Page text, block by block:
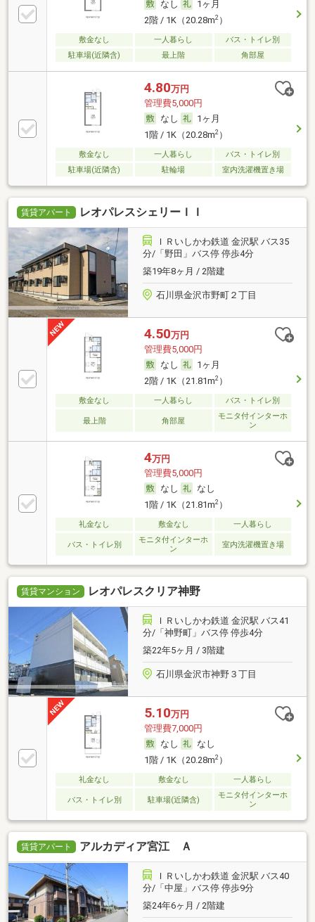
なし
1ヶ月
2階 / 1K（20.28m2）
敷金なし 一人暮らし
バス・トイレ別
駐車場(近隣含)
最上階 角部屋
4.80万円
管理費5,000円
なし
1ヶ月
1階 / 1K（20.28m2）
敷金なし 一人暮らし
バス・トイレ別
駐車場(近隣含)
駐輪場 室内洗濯機置き場
賃貸アパート レオパレスシェリーＩＩ
ＩＲいしかわ鉄道 金沢駅 バス35
分/「野田」バス停 停歩4分
築19年8ヶ月 / 2階建
石川県金沢市野町２丁目
4.50万円
管理費5,000円
なし
1ヶ月
2階 / 1K（21.81m2）
敷金なし 一人暮らし バス・トイレ別
最上階 角部屋
モニタ付インターホ
ン
4万円
管理費5,000円
なし
なし
1階 / 1K（21.81m2）
礼金なし 敷金なし 一人暮らし
バス・トイレ別
モニタ付インターホ
ン
室内洗濯機置き場
賃貸マンション レオパレスクリア神野
ＩＲいしかわ鉄道 金沢駅 バス41
分/「神野町」バス停 停歩4分
築22年5ヶ月 / 3階建
石川県金沢市神野３丁目
5.10万円
管理費7,000円
なし
なし
1階 / 1K（20.28m2）
礼金なし 敷金なし 一人暮らし
バス・トイレ別 駐車場(近隣含)
モニタ付インターホ
ン
賃貸アパート アルカディア宮江 Ａ
ＩＲいしかわ鉄道 金沢駅 バス40
分/「中屋」バス停 停歩9分
築24年6ヶ月 / 2階建